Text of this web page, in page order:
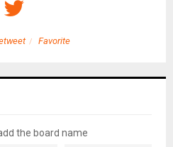
Favorite
the board name